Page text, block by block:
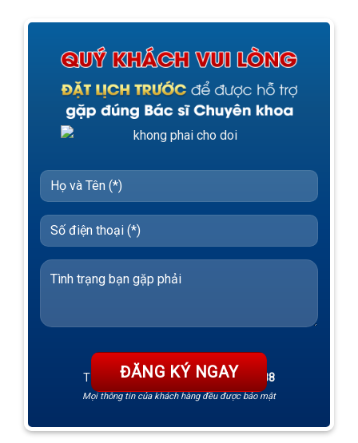
TƯ VẤN 24/7 HOTLINE:032.845.1188
Mọi thông tin của khách hàng đều được bảo mật